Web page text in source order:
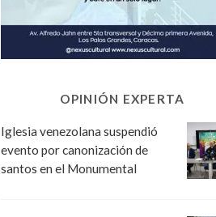
OPINIÓN EXPERTA
Iglesia venezolana suspendió
evento por canonización de
santos en el Monumental